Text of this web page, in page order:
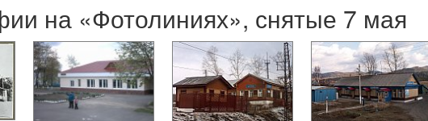
на «Фотолиниях», снятые 7 мая